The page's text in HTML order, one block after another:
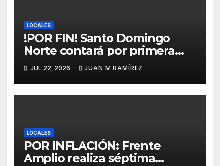
LOCALES
!POR FIN! Santo Domingo
Norte contará por primera
vez con un mercado
municipal gracias al Mivhed
JUL 22, 2026 JUAN M RAMÍREZ
LOCALES
POR INFLACIÓN: Frente
Amplio realiza séptima